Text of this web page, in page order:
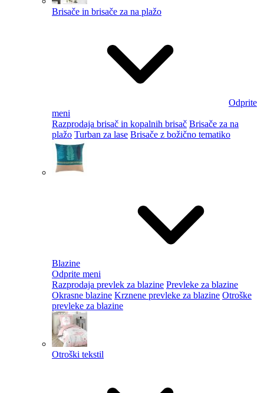
Brisače in brisače za na plažo
Odprite
meni
Razprodaja brisač in kopalnih brisač Brisače za na
plažo Turban za lase Brisače z božično tematiko
Blazine
Odprite meni
Razprodaja prevlek za blazine Prevleke za blazine
Okrasne blazine Krznene prevleke za blazine Otroške
prevleke za blazine
Otroški tekstil